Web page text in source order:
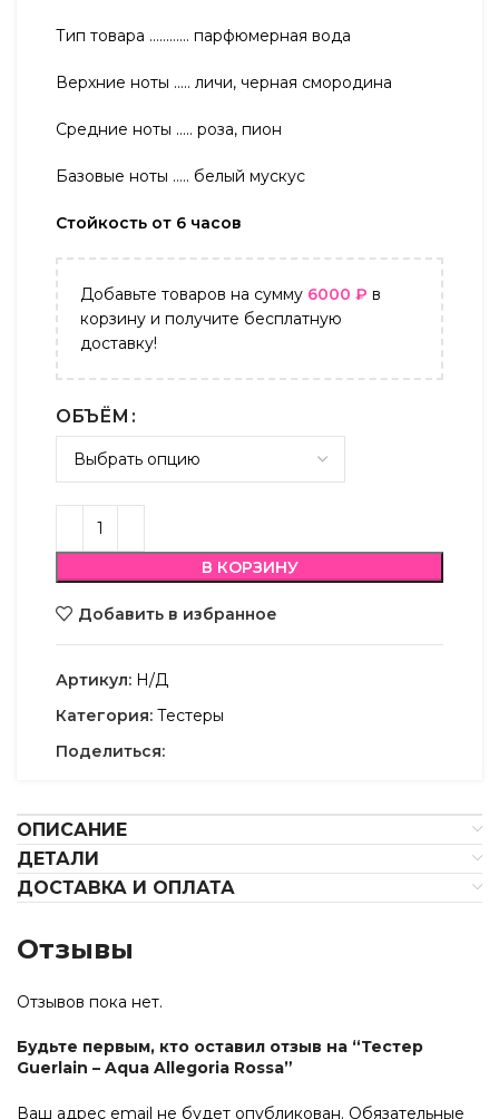
Тип товара ………… парфюмерная вода
Верхние ноты ….. личи, черная смородина
Средние ноты ….. роза, пион
Базовые ноты ….. белый мускус
Стойкость от 6 часов
Добавьте товаров на сумму 6000 ₽ в
корзину и получите бесплатную
доставку!
ОБЪЁМ
В КОРЗИНУ
Добавить в избранное
Артикул: Н/Д
Категория: Тестеры
Поделиться:
ОПИСАНИЕ
ДЕТАЛИ
ДОСТАВКА И ОПЛАТА
Отзывы
Отзывов пока нет.
Будьте первым, кто оставил отзыв на “Тестер
Guerlain – Aqua Allegoria Rossa”
Ваш адрес email не будет опубликован. Обязательные